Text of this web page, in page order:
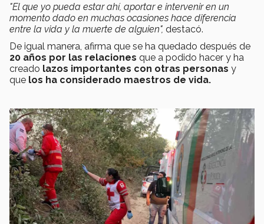
"El que yo pueda estar ahí, aportar e intervenir en un
momento dado en muchas ocasiones hace diferencia
entre la vida y la muerte de alguien", destacó.
De igual manera, afirma que se ha quedado después de
20 años por las relaciones que a podido hacer y ha
creado lazos importantes con otras personas y
que los ha considerado maestros de vida.